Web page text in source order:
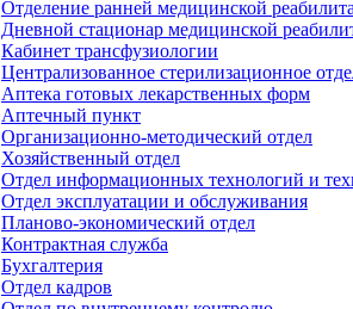
Отделение ранней медицинской
Дневной стационар медицинской
Кабинет трансфузиологии
Централизованное стерилизационное
Аптека готовых лекарственных форм
Аптечный пункт
Организационно-методический отдел
Хозяйственный отдел
Отдел информационных технологий и
Отдел эксплуатации и обслуживания
Планово-экономический отдел
Контрактная служба
Бухгалтерия
Отдел кадров